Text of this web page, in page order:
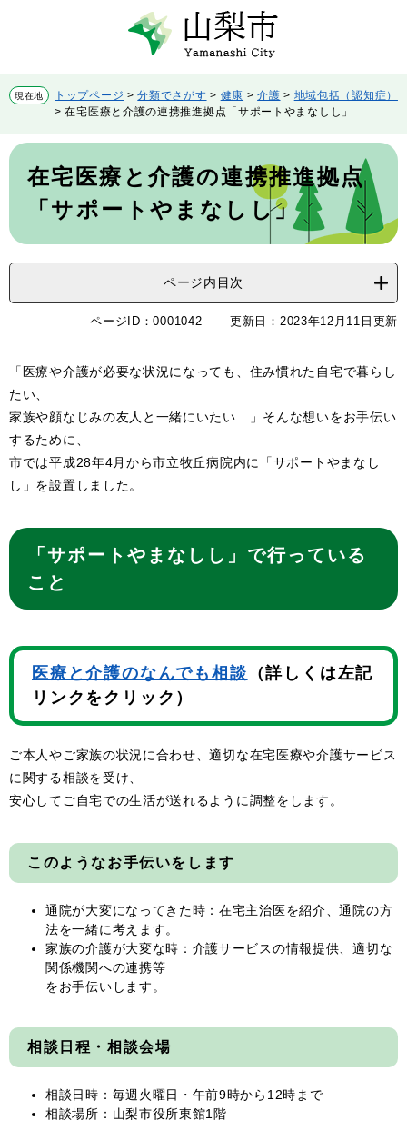
先
頭
す。
を
飛
て
現在地 トップページ >分類でさがす > 健康 >介護 > 地域包括（認知症）
>在宅医療と介護の連携推進拠点「サポートやまなしし」
本
在宅医療と介護の連携推進拠点
「サポートやまなしし」
ページ内目次
ページID：0001042 更新日：2023年12月11日更新
「医療や介護が必要な状況になっても、住み慣れた自宅で暮らし
たい、
家族や顔なじみの友人と一緒にいたい…」そんな想いをお手伝い
するために、
市では平成28年4月から市立牧丘病院内に「サポートやまなし
し」を設置しました。
「サポートやまなしし」で行っている
こと
医療と介護のなんでも相談 （詳しくは左記
リンクをクリック）
ご本人やご家族の状況に合わせ、適切な在宅医療や介護サービス
に関する相談を受け、
安心してご自宅での生活が送れるように調整をします。
このようなお手伝いをします
通院が大変になってきた時：在宅主治医を紹介、通院の方
法を一緒に考えます。
家族の介護が大変な時：介護サービスの情報提供、適切な
関係機関への連携等
をお手伝いします。
相談日程・相談会場
相談日時：毎週火曜日・午前9時から12時まで
相談場所：山梨市役所東館1階